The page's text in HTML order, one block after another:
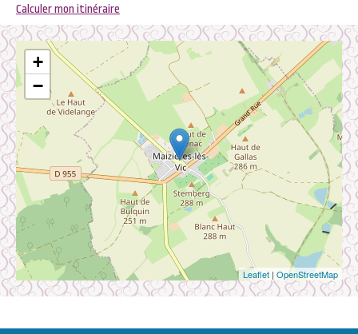
Calculer mon itinéraire
+
−
Leaflet | OpenStreetMap